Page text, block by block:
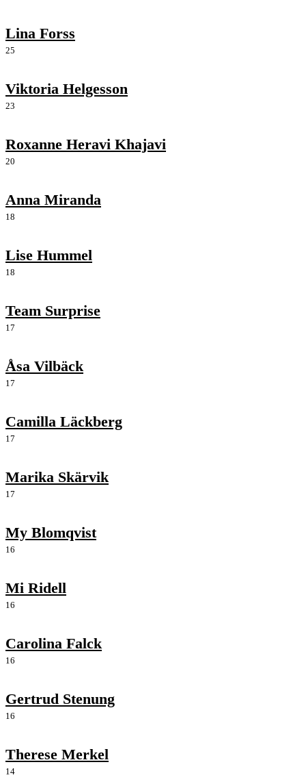
Lina Forss
25
Viktoria Helgesson
23
Roxanne Heravi Khajavi
20
Anna Miranda
18
Lise Hummel
18
Team Surprise
17
Åsa Vilbäck
17
Camilla Läckberg
17
Marika Skärvik
17
My Blomqvist
16
Mi Ridell
16
Carolina Falck
16
Gertrud Stenung
16
Therese Merkel
14